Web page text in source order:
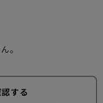
。
する